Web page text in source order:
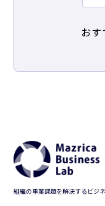
おす
組織の事業課題を解決するビジ